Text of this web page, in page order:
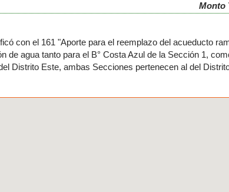
Monto
con el 161 "Aporte para el reemplazo del acueducto
de agua tanto para el B° Costa Azul de la Sección 1,
Distrito Este, ambas Secciones pertenecen al del